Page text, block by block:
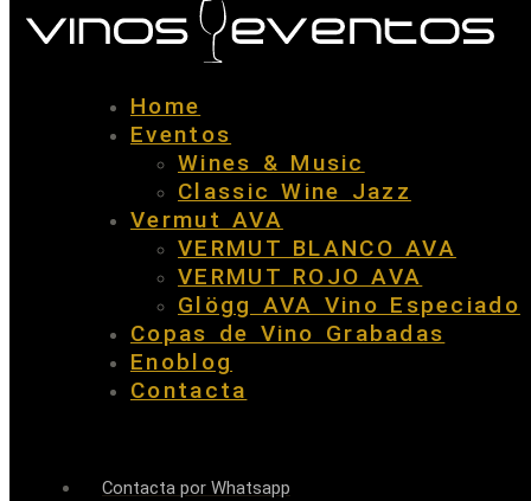
Home
Eventos
Wines & Music
Classic Wine Jazz
Vermut AVA
VERMUT BLANCO AVA
VERMUT ROJO AVA
Glögg AVA Vino Especiado
Copas de Vino Grabadas
Enoblog
Contacta
Contacta por Whatsapp